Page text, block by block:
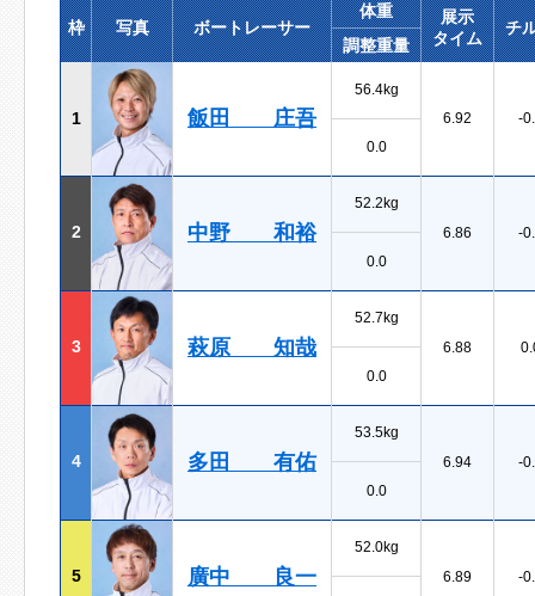
枠 写真 ボートレーサー
体重
展示
タイム
チ
調整重量
1 飯田 庄吾
56.4kg
6.92
-
0.0
2 中野 和裕
52.2kg
6.86
-
0.0
3 萩原 知哉
52.7kg
6.88
0.0
4 多田 有佑
53.5kg
6.94
-
0.0
5 廣中 良一
52.0kg
6.89
-